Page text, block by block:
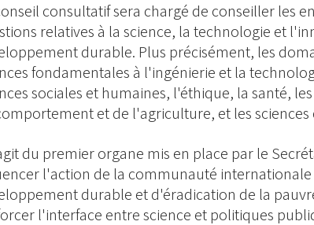
consultatif sera chargé de conseiller les
relatives à la science, la technologie et
durable. Plus précisément, les
fondamentales à l'ingénierie et la
sociales et humaines, l'éthique, la santé,
et de l'agriculture, et les
du premier organe mis en place par le
l'action de la communauté
durable et d'éradication de la
l'interface entre science et politiques